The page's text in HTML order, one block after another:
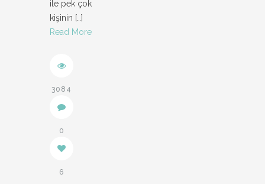
ile pek çok
kişinin […]
Read More
3084
0
6